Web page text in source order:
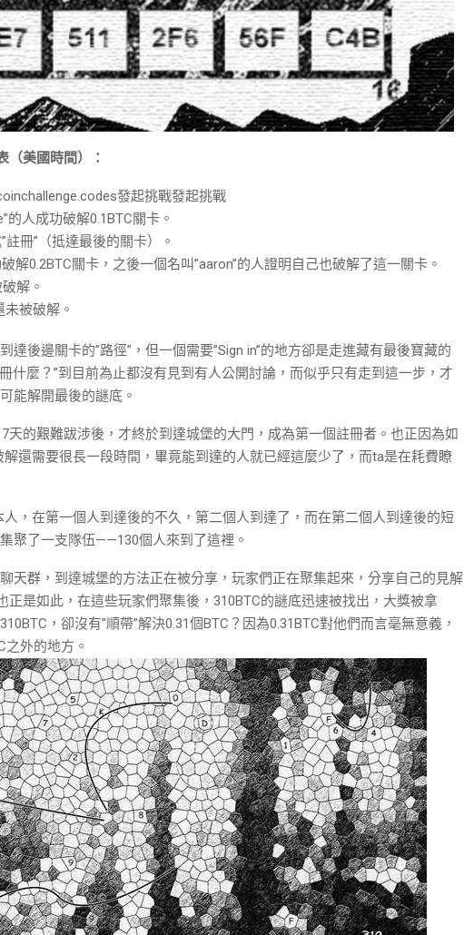
（美國時間）：
發起挑戰發起挑戰
的人成功破解0.1BTC關卡。
註冊”（抵達最後的關卡）。
解0.2BTC關卡，之後一個名叫”aaron”的人證明自己也破解了這一關卡。
解。
未被破解。
達後邊關卡的”路徑”，但一個需要”Sign in”的地方卻是走進藏有最後寶藏的
什麼？”到目前為止都沒有見到有人公開討論，而似乎只有走到這一步，才
能解開最後的謎底。
天的艱難跋涉後，才終於到達城堡的大門，成為第一個註冊者。也正因為如
還需要很長一段時間，畢竟能到達的人就已經這麼少了，而ta是在耗費瞭
，在第一個人到達後的不久，第二個人到達了，而在第二個人到達後的短
聚了一支隊伍——130個人來到了這裡。
天群，到達城堡的方法正在被分享，玩家們正在聚集起來，分享自己的見解
正是如此，在這些玩家們聚集後，310BTC的謎底迅速被找出，大獎被拿
，卻沒有”順帶”解決0.31個BTC？因為0.31BTC對他們而言毫無意義，
外的地方。